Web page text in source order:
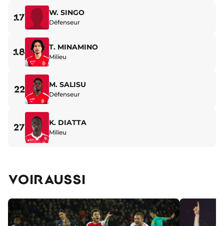
17 W. SINGO
Défenseur
18 T. MINAMINO
Milieu
22 M. SALISU
Défenseur
27 K. DIATTA
Milieu
VOIR AUSSI